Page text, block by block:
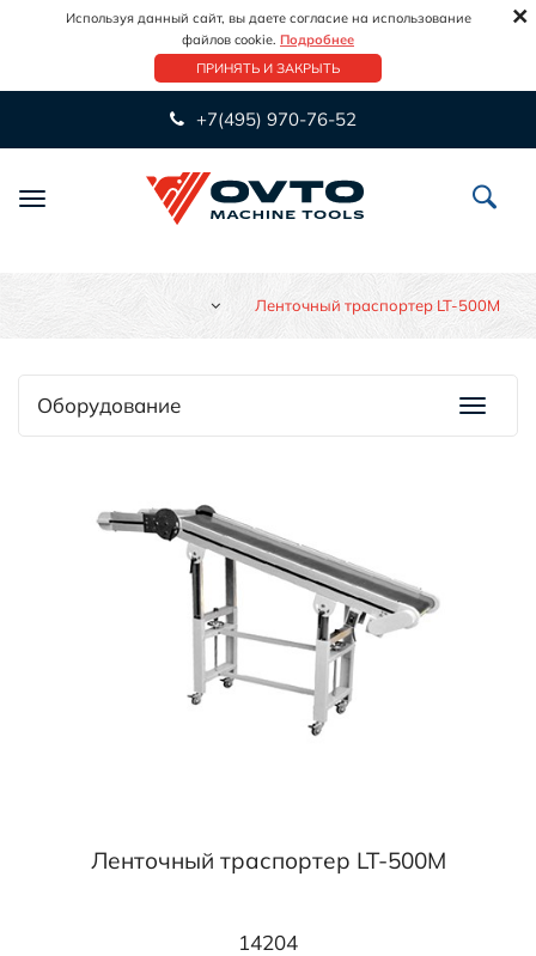
Используя данный сайт, вы даете согласие на использование
файлов cookie. Подробнее
ПРИНЯТЬ И ЗАКРЫТЬ
×
+7(495) 970-76-52
Переключить
Ленточный траспортер LT-500M
Оборудование
Ленточный траспортер LT-500M
14204